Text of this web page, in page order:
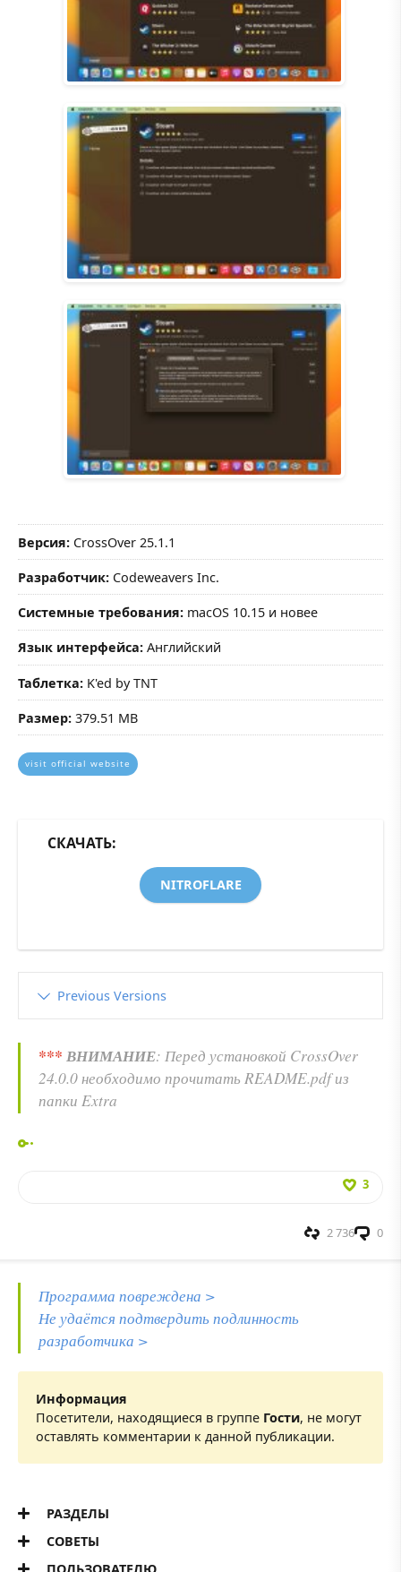
Версия: CrossOver 25.1.1
Разработчик: Codeweavers Inc.
Системные требования: macOS 10.15 и новее
Язык интерфейса: Английский
Таблетка: K'ed by TNT
Размер: 379.51 MB
visit official website
СКАЧАТЬ:
NITROFLARE
Previous Versions
*** ВНИМАНИЕ: Перед установкой CrossOver
24.0.0 необходимо прочитать README.pdf из
папки Extra
3
0
2 736
Программа повреждена >
Не удаётся подтвердить подлинность
разработчика >
Информация
Посетители, находящиеся в группе Гости, не могут
оставлять комментарии к данной публикации.
РАЗДЕЛЫ
СОВЕТЫ